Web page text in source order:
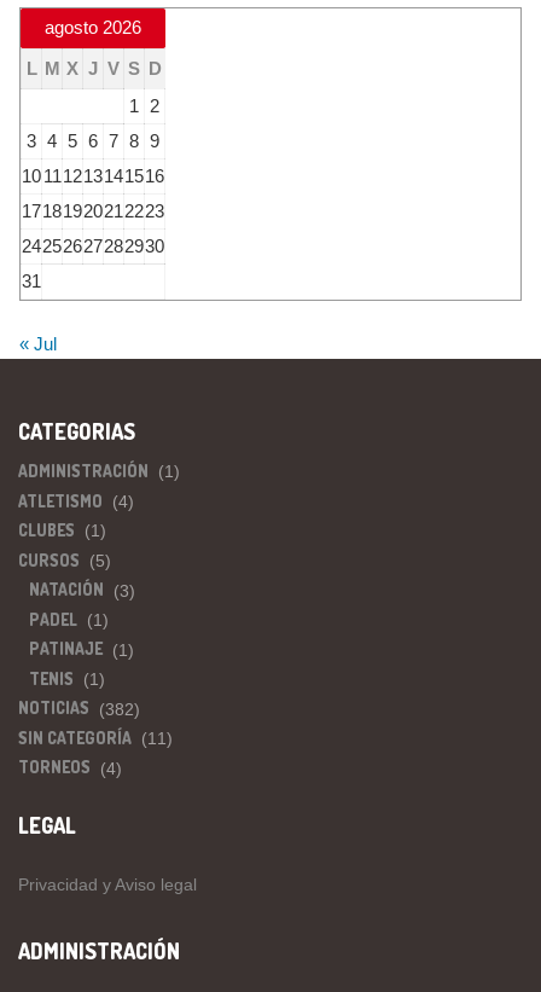
agosto 2026
L M X J V S D
1
2
3 4 5 6 7 8 9
10111213141516
17181920212223
24252627282930
31
« Jul
CATEGORIAS
ADMINISTRACIÓN (1)
ATLETISMO (4)
CLUBES (1)
CURSOS (5)
NATACIÓN (3)
PADEL (1)
PATINAJE (1)
TENIS (1)
NOTICIAS (382)
SIN CATEGORÍA (11)
TORNEOS (4)
LEGAL
Privacidad y Aviso legal
ADMINISTRACIÓN